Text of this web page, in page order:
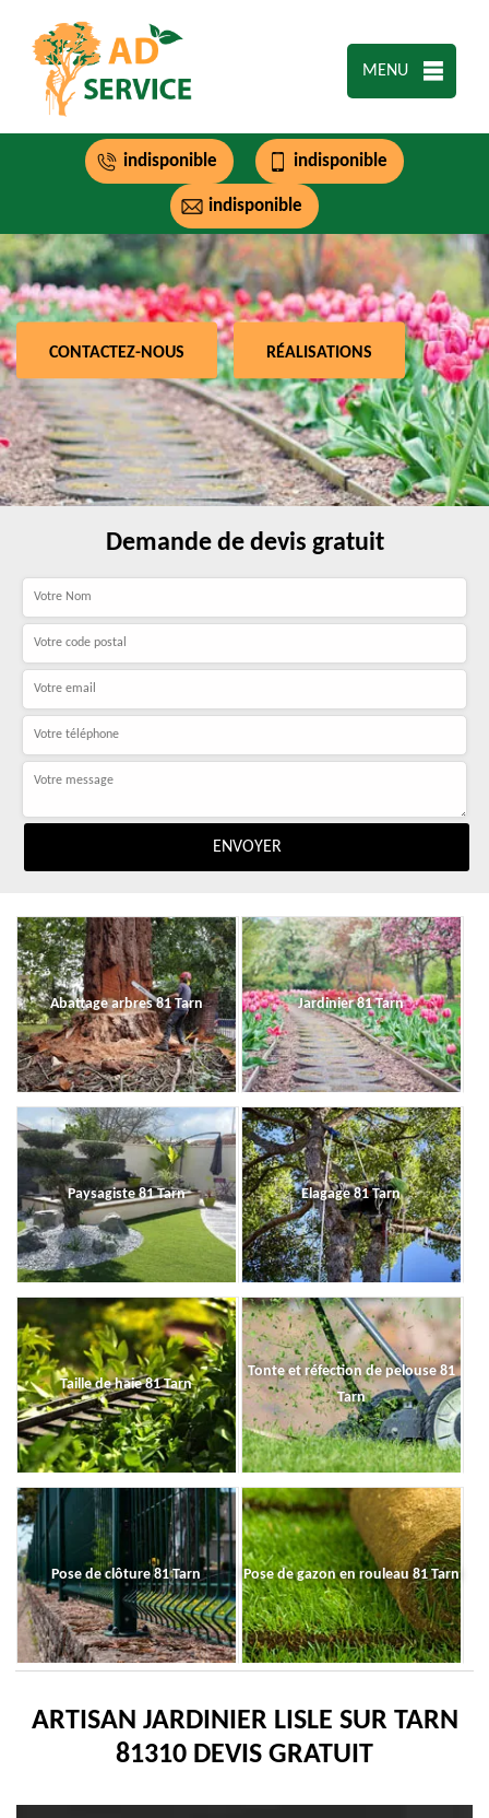
MENU
indisponible indisponible
indisponible
CONTACTEZ-NOUS RÉALISATIONS
Demande de devis gratuit
Abattage arbres 81 Tarn Jardinier 81 Tarn
Paysagiste 81 Tarn Elagage 81 Tarn
Taille de haie 81 Tarn
Tonte et réfection de pelouse 81
Tarn
Pose de clôture 81 Tarn Pose de gazon en rouleau 81 Tarn
ARTISAN JARDINIER LISLE SUR TARN
81310 DEVIS GRATUIT